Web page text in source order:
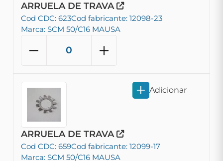
ARRUELA DE TRAVA
Cod CDC: 623Cod fabricante: 12098-23
Marca: SCM 50/C16 MAUSA
ARRUELA DE TRAVA
Cod CDC: 659Cod fabricante: 12099-17
Marca: SCM 50/C16 MAUSA
Adicionar